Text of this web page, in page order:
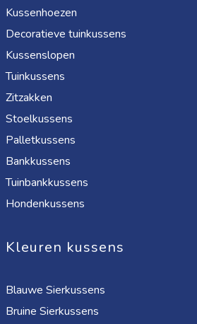
Kussenhoezen
Decoratieve tuinkussens
Kussenslopen
Tuinkussens
Zitzakken
Stoelkussens
Palletkussens
Bankkussens
Tuinbankkussens
Hondenkussens
Kleuren kussens
Blauwe Sierkussens
Bruine Sierkussens